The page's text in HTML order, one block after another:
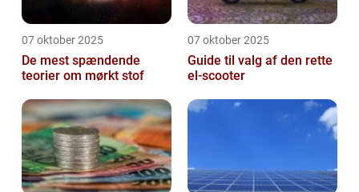
07 oktober 2025
De mest spændende
teorier om mørkt stof
07 oktober 2025
Guide til valg af den rette
el-scooter